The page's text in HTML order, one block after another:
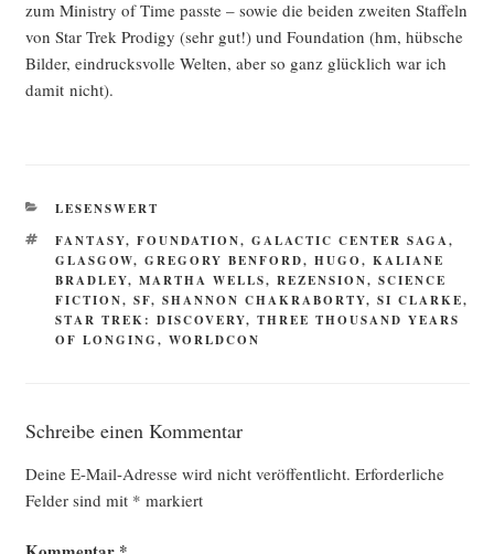
zum Minis­try of Time pass­te – sowie die bei­den zwei­ten Staf­feln
von Star Trek Pro­di­gy (sehr gut!) und Foun­da­ti­on (hm, hüb­sche
Bil­der, ein­drucks­vol­le Wel­ten, aber so ganz glück­lich war ich
damit nicht).
KATEGORIEN
LESENSWERT
SCHLAGWÖRTER
FANTASY, FOUNDATION, GALACTIC CENTER SAGA,
GLASGOW, GREGORY BENFORD, HUGO, KALIANE
BRADLEY, MARTHA WELLS, REZENSION, SCIENCE
FICTION, SF, SHANNON CHAKRABORTY, SI CLARKE,
STAR TREK: DISCOVERY, THREE THOUSAND YEARS
OF LONGING, WORLDCON
Schreibe einen Kommentar
Deine E-Mail-Adresse wird nicht veröffentlicht. Erforderliche
Felder sind mit * markiert